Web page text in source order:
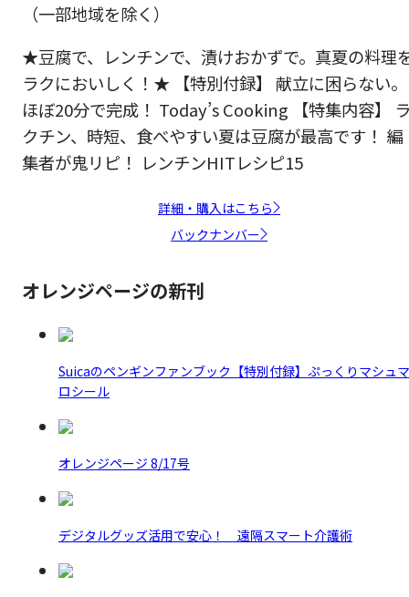
（一部地域を除く）
★豆腐で、レンチンで、漬けおかずで。真夏の料理
ラクにおいしく！★ 【特別付録】 献立に困らない。
ほぼ20分で完成！ Today’s Cooking 【特集内容】
クチン、時短、食べやすい夏は豆腐が最高です！ 編
集者が鬼リピ！ レンチンHITレシピ15
詳細・購入はこちら
バックナンバー
オレンジページの新刊
Suicaのペンギンファンブック【特別付録】ぷっくりマシュマ
ロシール
オレンジページ 8/17号
デジタルグッズ活用で安心！ 遠隔スマート介護術